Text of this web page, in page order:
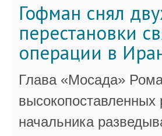
Гофман снял
перестановки
операции в
Глава «Мосада»
начальника